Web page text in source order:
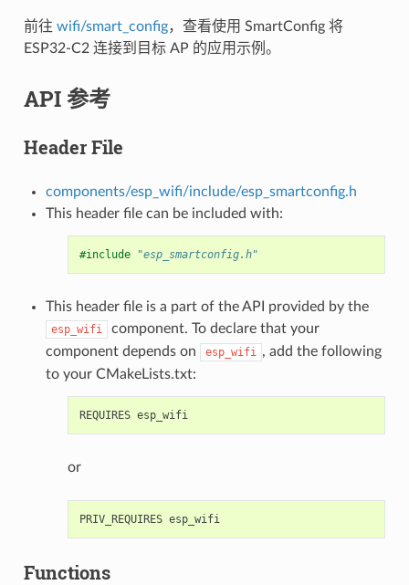
前往 wifi/smart_config，查看使用 SmartConfig 将
ESP32-C2 连接到目标 AP 的应用示例。
API 参考
Header File
components/esp_wifi/include/esp_smartconfig.h
This header file can be included with:
#include "esp_smartconfig.h"
This header file is a part of the API provided by the
esp_wifi
component. To declare that your
component depends on
esp_wifi , add the following
to your CMakeLists.txt:
REQUIRES esp_wifi
or
PRIV_REQUIRES esp_wifi
Functions